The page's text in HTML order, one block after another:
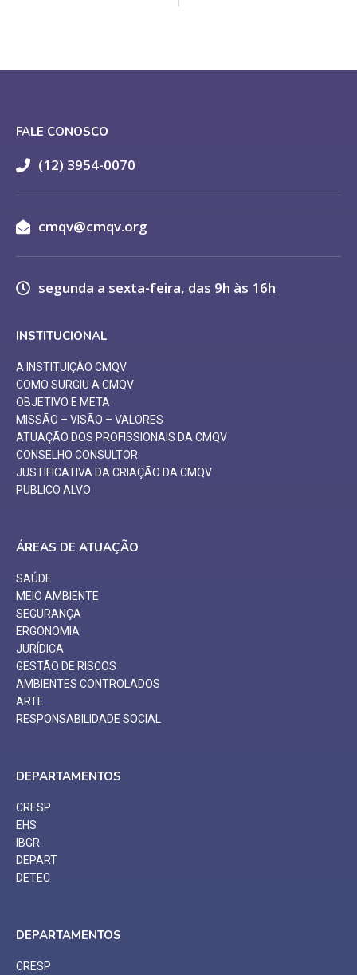
FALE CONOSCO
(12) 3954-0070
cmqv@cmqv.org
segunda a sexta-feira, das 9h às 16h
INSTITUCIONAL
A INSTITUIÇÃO CMQV
COMO SURGIU A CMQV
OBJETIVO E META
MISSÃO – VISÃO – VALORES
ATUAÇÃO DOS PROFISSIONAIS DA CMQV
CONSELHO CONSULTOR
JUSTIFICATIVA DA CRIAÇÃO DA CMQV
PUBLICO ALVO
ÁREAS DE ATUAÇÃO
SAÚDE
MEIO AMBIENTE
SEGURANÇA
ERGONOMIA
JURÍDICA
GESTÃO DE RISCOS
AMBIENTES CONTROLADOS
ARTE
RESPONSABILIDADE SOCIAL
DEPARTAMENTOS
CRESP
EHS
IBGR
DEPART
DETEC
DEPARTAMENTOS
CRESP